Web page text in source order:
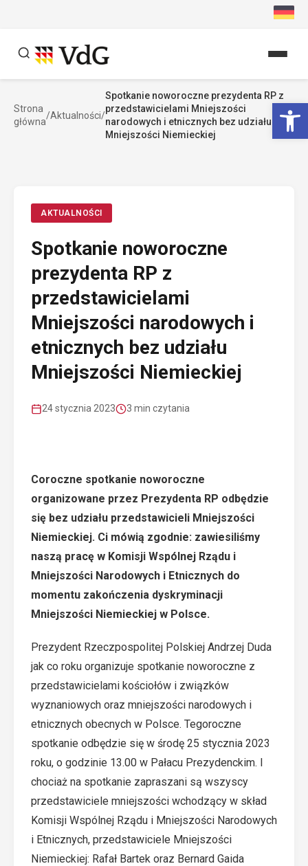
Szukaj
Strona
główna
/Aktualności/
Spotkanie noworoczne prezydenta RP z
przedstawicielami Mniejszości
narodowych i etnicznych bez udziału
Mniejszości Niemieckiej
AKTUALNOŚCI
Spotkanie noworoczne
prezydenta RP z
przedstawicielami
Mniejszości narodowych i
etnicznych bez udziału
Mniejszości Niemieckiej
24 stycznia 2023 3 min czytania
Coroczne spotkanie noworoczne
organizowane przez Prezydenta RP odbędzie
się bez udziału przedstawicieli Mniejszości
Niemieckiej. Ci mówią zgodnie: zawiesiliśmy
naszą pracę w Komisji Wspólnej Rządu i
Mniejszości Narodowych i Etnicznych do
momentu zakończenia dyskryminacji
Mniejszości Niemieckiej w Polsce.
Prezydent Rzeczpospolitej Polskiej Andrzej Duda
jak co roku organizuje spotkanie noworoczne z
przedstawicielami kościołów i związków
wyznaniowych oraz mniejszości narodowych i
etnicznych obecnych w Polsce. Tegoroczne
spotkanie odbędzie się w środę 25 stycznia 2023
roku, o godzinie 13.00 w Pałacu Prezydenckim. I
chociaż na spotkanie zapraszani są wszyscy
przedstawiciele mniejszości wchodzący w skład
Komisji Wspólnej Rządu i Mniejszości Narodowych
i Etnicznych, przedstawiciele Mniejszości
Niemieckiej: Rafał Bartek oraz Bernard Gaida